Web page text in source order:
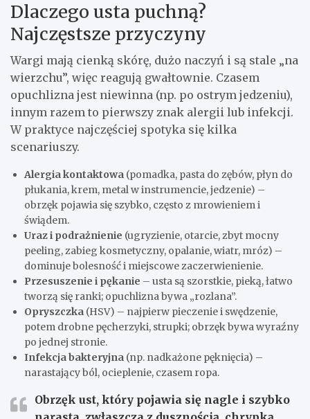
Dlaczego usta puchną?
Najczęstsze przyczyny
Wargi mają cienką skórę, dużo naczyń i są stale „na
wierzchu”, więc reagują gwałtownie. Czasem
opuchlizna jest niewinna (np. po ostrym jedzeniu),
innym razem to pierwszy znak alergii lub infekcji.
W praktyce najczęściej spotyka się kilka
scenariuszy.
Alergia kontaktowa (pomadka, pasta do zębów, płyn do
płukania, krem, metal w instrumencie, jedzenie) –
obrzęk pojawia się szybko, często z mrowieniem i
świądem.
Uraz i podrażnienie (ugryzienie, otarcie, zbyt mocny
peeling, zabieg kosmetyczny, opalanie, wiatr, mróz) –
dominuje bolesność i miejscowe zaczerwienienie.
Przesuszenie i pękanie – usta są szorstkie, pieką, łatwo
tworzą się ranki; opuchlizna bywa „rozlana”.
Opryszczka (HSV) – najpierw pieczenie i swędzenie,
potem drobne pęcherzyki, strupki; obrzęk bywa wyraźny
po jednej stronie.
Infekcja bakteryjna (np. nadkażone pęknięcia) –
narastający ból, ocieplenie, czasem ropa.
Obrzęk ust, który pojawia się nagle i szybko